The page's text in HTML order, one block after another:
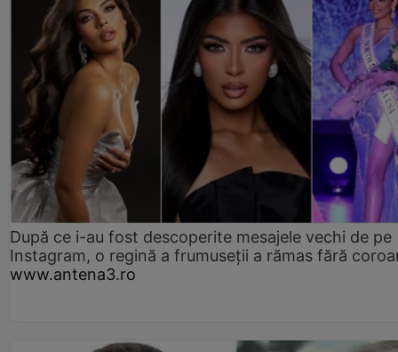
După ce i-au fost descoperite mesajele vechi de pe
Instagram, o regină a frumuseții a rămas fără
www.antena3.ro